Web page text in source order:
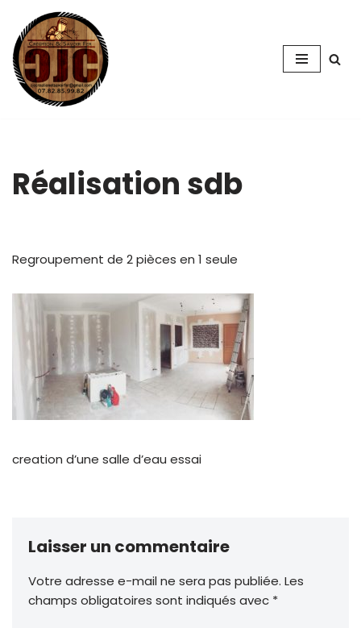
Aller
au
contenu
Réalisation sdb
Regroupement de 2 pièces en 1 seule
creation d’une salle d’eau essai
Laisser un commentaire
Votre adresse e-mail ne sera pas publiée. Les
champs obligatoires sont indiqués avec *